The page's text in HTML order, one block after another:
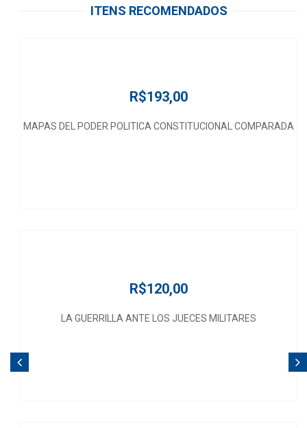
ITENS RECOMENDADOS
R$193,00
MAPAS DEL PODER POLITICA CONSTITUCIONAL COMPARADA
R$120,00
LA GUERRILLA ANTE LOS JUECES MILITARES